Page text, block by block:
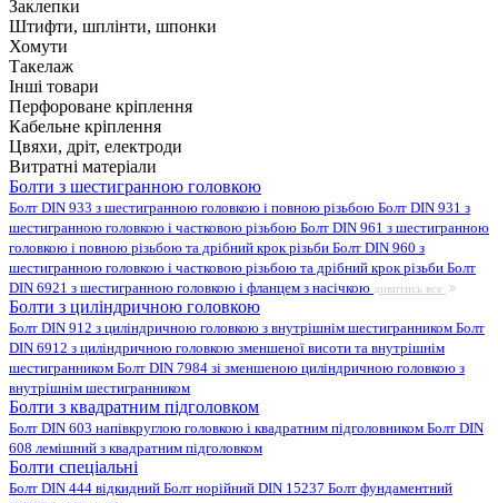
Заклепки
Штифти, шплінти, шпонки
Хомути
Такелаж
Інші товари
Перфороване кріплення
Кабельне кріплення
Цвяхи, дріт, електроди
Витратні матеріали
Болти з шестигранною головкою
Болт DIN 933 з шестигранною головкою і повною різьбою Болт DIN 931 з
шестигранною головкою і частковою різьбою Болт DIN 961 з шестигранною
головкою і повною різьбою та дрібний крок різьби Болт DIN 960 з
шестигранною головкою і частковою різьбою та дрібний крок різьби Болт
DIN 6921 з шестигранною головкою і фланцем з насічкою дивитись все
Болти з циліндричною головкою
Болт DIN 912 з циліндричною головкою з внутрішнім шестигранником Болт
DIN 6912 з циліндричною головкою зменшеної висоти та внутрішнім
шестигранником Болт DIN 7984 зі зменшеною циліндричною головкою з
внутрішнім шестигранником
Болти з квадратним підголовком
Болт DIN 603 напівкруглою головкою і квадратним підголовником Болт DIN
608 лемішний з квадратним підголовком
Болти спеціальні
Болт DIN 444 відкидний Болт норійний DIN 15237 Болт фундаментний